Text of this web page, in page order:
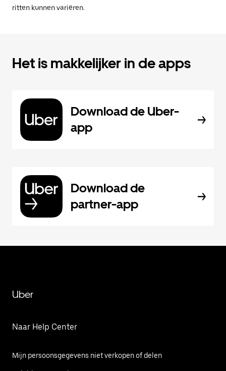
ritten kunnen variëren.
Het is makkelijker in de apps
Download de Uber-
app
Download de
partner-app
Uber
Naar Help Center
Mijn persoonsgegevens niet verkopen of delen